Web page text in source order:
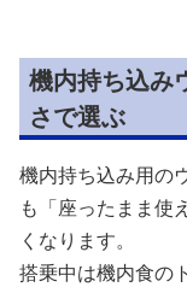
機内持ち込み
さで選ぶ
機内持ち込み用の
も「座ったまま使
くなります。
搭乗中は機内食の